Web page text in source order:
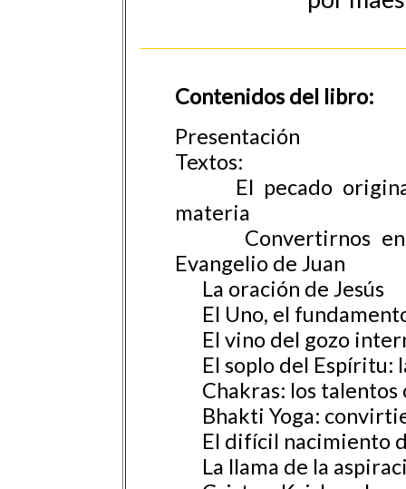
Contenidos del libro:
Presentación
Textos:
El pecado original:
materia
Convertirnos en
Evangelio de Juan
La oración de Jesús
El Uno, el
El vino del gozo
El soplo del Espíritu:
Chakras: los talentos
Bhakti Yoga:
El difícil nacimiento
La llama de la